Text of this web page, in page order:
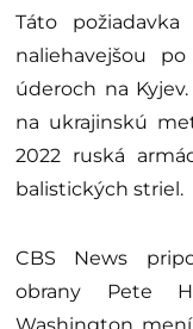
Táto
naliehavejšou
úderoch na
na ukrajinskú
2022 ruská
balistických striel.
CBS News
obrany Pete